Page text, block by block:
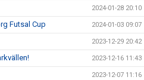
2024-01-28 20:10
Futsal Cup 2024-01-03 09:07
2023-12-29 20:42
2023-12-16 11:43
2023-12-07 11:16